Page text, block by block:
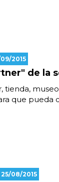
2015
de la
tienda,
que pueda
25/08/2015